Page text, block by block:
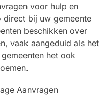
voor hulp en
direct bij uw gemeente
beschikken over
vaak aangeduid als het
het ook